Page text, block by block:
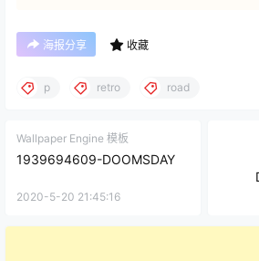
海报分享 收藏
p retro road
Wallpaper Engine 模板
1939694609-DOOMSDAY
2020-5-20 21:45:16